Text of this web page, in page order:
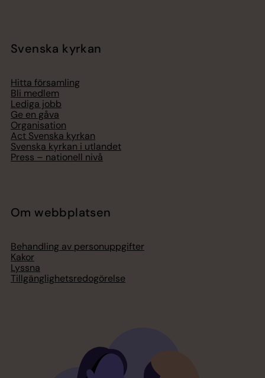
Svenska kyrkan
Hitta församling
Bli medlem
Lediga jobb
Ge en gåva
Organisation
Act Svenska kyrkan
Svenska kyrkan i utlandet
Press – nationell nivå
Om webbplatsen
Behandling av personuppgifter
Kakor
Lyssna
Tillgänglighetsredogörelse